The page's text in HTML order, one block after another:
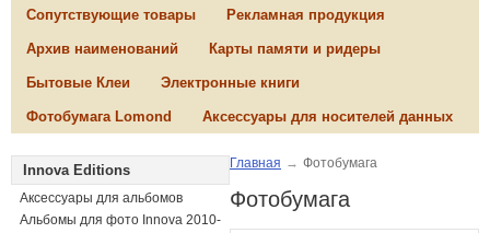
Сопутствующие товары Рекламная продукция
Архив наименований Карты памяти и ридеры
Бытовые Клеи Электронные книги
Фотобумага Lomond Аксессуары для носителей данных
Innova Editions
Аксессуары для альбомов
Альбомы для фото Innova 2010-
Главная → Фотобумага
Фотобумага